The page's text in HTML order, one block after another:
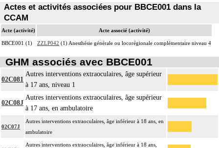
Actes et activités associées pour BBCE001 dans la
CCAM
Acte (activité) Acte associé (activité)
BBCE001 (1) ZZLP042 (1) Anesthésie générale ou locorégionale complémentaire niveau 4
GHM associés avec BBCE001
02C081
Autres interventions extraoculaires, âge supérieur
à 17 ans, niveau 1
02C08J
Autres interventions extraoculaires, âge supérieur
à 17 ans, en ambulatoire
02C07J
Autres interventions extraoculaires, âge inférieur à 18 ans, en
ambulatoire
Autres interventions extraoculaires, âge inférieur à 18 ans,